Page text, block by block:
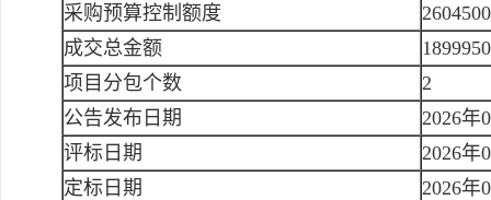
采购预算控制额度
成交总金额
项目分包个数
2
公告发布日期
2026年
评标日期
2026年
定标日期
2026年